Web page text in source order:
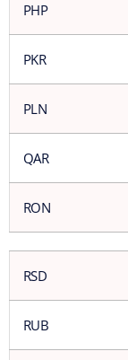
PHP
PKR
PLN
QAR
RON
RSD
RUB